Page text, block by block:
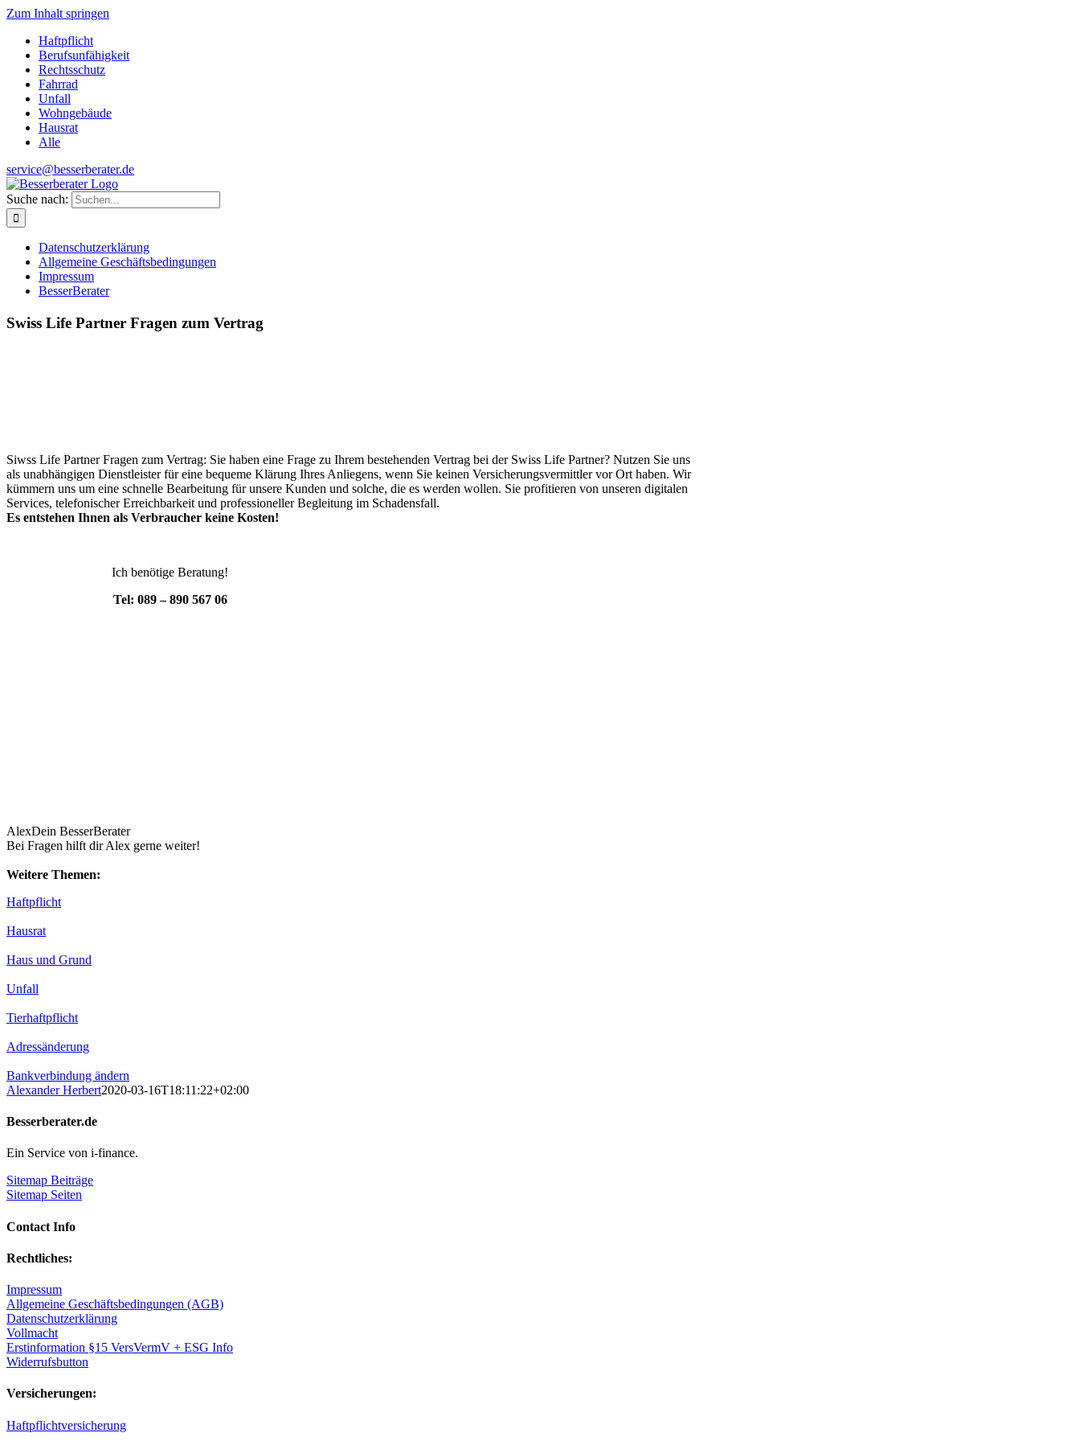
Zum Inhalt springen
Haftpflicht
Berufsunfähigkeit
Rechtsschutz
Fahrrad
Unfall
Wohngebäude
Hausrat
Alle
service@besserberater.de
Suche nach:
Datenschutzerklärung
Allgemeine Geschäftsbedingungen
Impressum
BesserBerater
Swiss Life Partner Fragen zum Vertrag
Siwss Life Partner Fragen zum Vertrag: Sie haben eine Frage zu Ihrem bestehenden Vertrag bei der Swiss Life Partner? Nutzen Sie uns
als unabhängigen Dienstleister für eine bequeme Klärung Ihres Anliegens, wenn Sie keinen Versicherungsvermittler vor Ort haben. Wir
kümmern uns um eine schnelle Bearbeitung für unsere Kunden und solche, die es werden wollen. Sie profitieren von unseren digitalen
Services, telefonischer Erreichbarkeit und professioneller Begleitung im Schadensfall.
Es entstehen Ihnen als Verbraucher keine Kosten!
Ich benötige Beratung!
Tel: 089 – 890 567 06
AlexDein BesserBerater
Bei Fragen hilft dir Alex gerne weiter!
Weitere Themen:
Haftpflicht
Hausrat
Haus und Grund
Unfall
Tierhaftpflicht
Adressänderung
Bankverbindung ändern
Alexander Herbert2020-03-16T18:11:22+02:00
Besserberater.de
Ein Service von i-finance.
Sitemap Beiträge
Sitemap Seiten
Contact Info
Rechtliches:
Impressum
Allgemeine Geschäftsbedingungen (AGB)
Datenschutzerklärung
Vollmacht
Erstinformation §15 VersVermV + ESG Info
Widerrufsbutton
Versicherungen:
Haftpflichtversicherung